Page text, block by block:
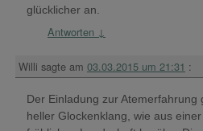
glücklicher an.
Antworten ↓
Willi sagte am 03.03.2015 um 21:31 :
Der Einladung zur Atemerfahrung
heller Glockenklang, wie aus